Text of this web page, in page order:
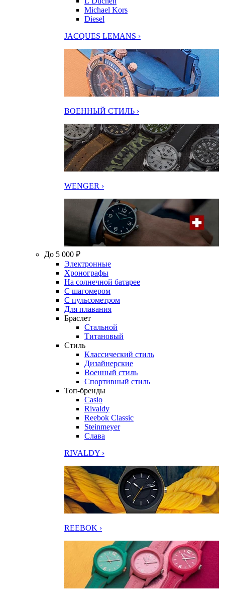
Michael Kors
Diesel
JACQUES LEMANS ›
ВОЕННЫЙ СТИЛЬ ›
WENGER ›
До 5 000 ₽
Электронные
Хронографы
На солнечной батарее
С шагомером
С пульсометром
Для плавания
Браслет
Стальной
Титановый
Стиль
Классический стиль
Дизайнерские
Военный стиль
Спортивный стиль
Топ-бренды
Casio
Rivaldy
Reebok Classic
Steinmeyer
Слава
RIVALDY ›
REEBOK ›